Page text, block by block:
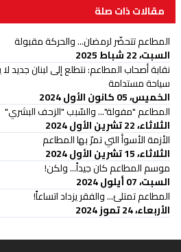
مقالات ذات صلة
المطاعم تتحضّر لرمضان... والحركة مقبولة
السبت، 22 شباط 2025
نقابة أصحاب المطاعم: نتطلع إلى لبنان
سياحة مستدامة
الخميس، 05 كانون الأول 2024
المطاعم "مفولة"... والسّبب "الزحف البشري"
الثلاثاء، 22 تشرين الأول 2024
الأزمة الأسوأ التي تمرّ بها المطاعم
الثلاثاء، 15 تشرين الأول 2024
موسم المطاعم كان جيداً... ولكن!
السبت، 07 أيلول 2024
المطاعم تمتلئ... والفقر يزداد اتساعاً!
الأربعاء، 24 تموز 2024